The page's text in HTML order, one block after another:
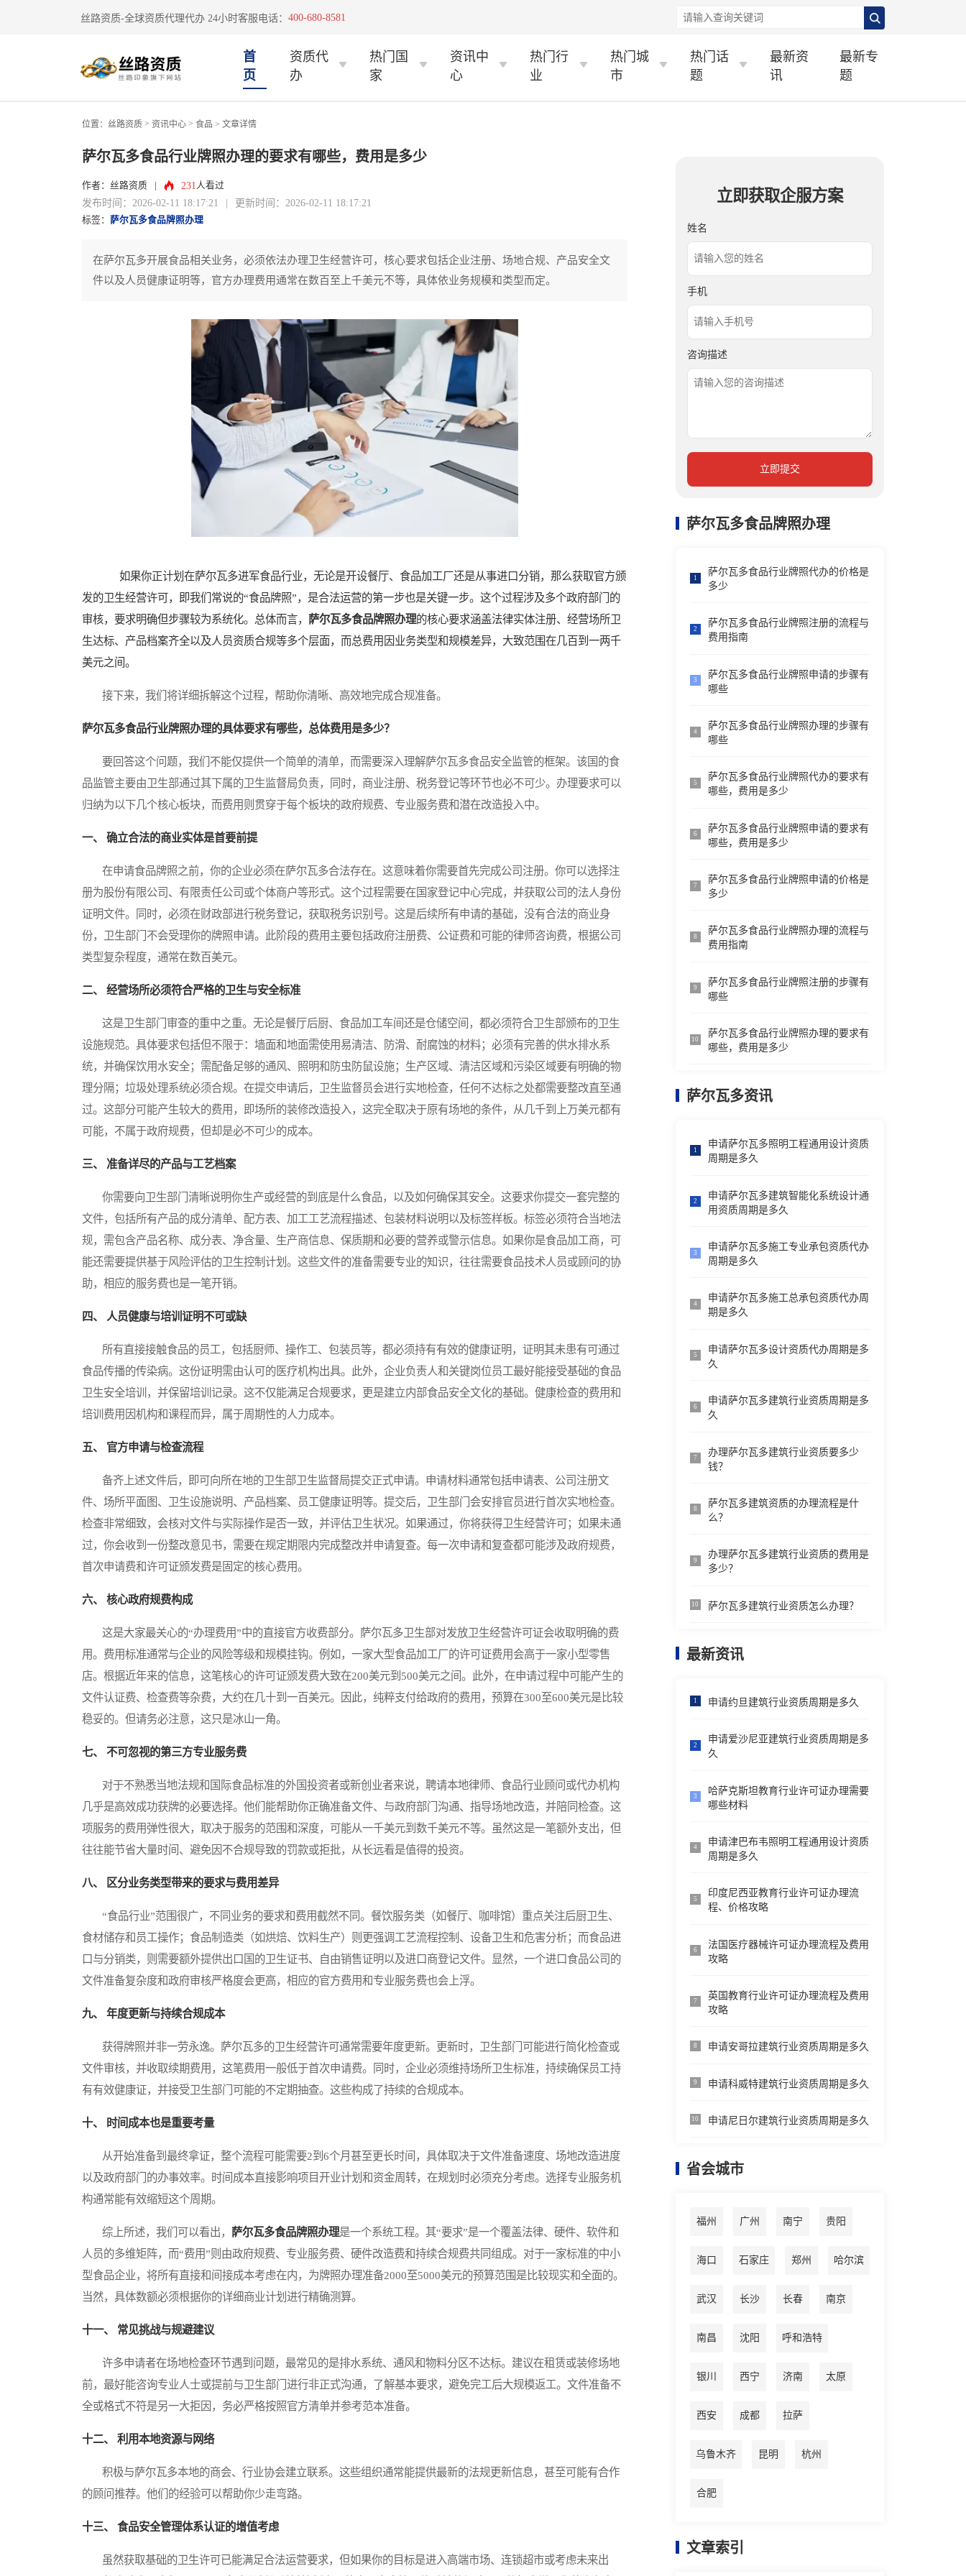
丝路资质-全球资质代理代办 24小时客服电话： 400-680-8581
首
页
资质代
办
热门国
家
资讯中
心
热门行
业
热门城
市
热门话
题
最新资
讯
最新专
题
位置： 丝路资质 > 资讯中心 > 食品 > 文章详情
萨尔瓦多食品行业牌照办理的要求有哪些，费用是多少
作者：丝路资质 231 人看过
发布时间：2026-02-11 18:17:21 | 更新时间：2026-02-11 18:17:21
标签： 萨尔瓦多食品牌照办理
在萨尔瓦多开展食品相关业务，必须依法办理卫生经营许可，核心要求包括企业注册、场地合规、产品安全文
件以及人员健康证明等，官方办理费用通常在数百至上千美元不等，具体依业务规模和类型而定。
如果你正计划在萨尔瓦多进军食品行业，无论是开设餐厅、食品加工厂还是从事进口分销，那么获取官方颁
发的卫生经营许可，即我们常说的“食品牌照”，是合法运营的第一步也是关键一步。这个过程涉及多个政府部门的
审核，要求明确但步骤较为系统化。总体而言， 萨尔瓦多食品牌照办理的核心要求涵盖法律实体注册、经营场所卫
生达标、产品档案齐全以及人员资质合规等多个层面，而总费用因业务类型和规模差异，大致范围在几百到一两千
美元之间。
接下来，我们将详细拆解这个过程，帮助你清晰、高效地完成合规准备。
萨尔瓦多食品行业牌照办理的具体要求有哪些，总体费用是多少？
要回答这个问题，我们不能仅提供一个简单的清单，而需要深入理解萨尔瓦多食品安全监管的框架。该国的食
品监管主要由卫生部通过其下属的卫生监督局负责，同时，商业注册、税务登记等环节也必不可少。办理要求可以
归纳为以下几个核心板块，而费用则贯穿于每个板块的政府规费、专业服务费和潜在改造投入中。
一、 确立合法的商业实体是首要前提
在申请食品牌照之前，你的企业必须在萨尔瓦多合法存在。这意味着你需要首先完成公司注册。你可以选择注
册为股份有限公司、有限责任公司或个体商户等形式。这个过程需要在国家登记中心完成，并获取公司的法人身份
证明文件。同时，必须在财政部进行税务登记，获取税务识别号。这是后续所有申请的基础，没有合法的商业身
份，卫生部门不会受理你的牌照申请。此阶段的费用主要包括政府注册费、公证费和可能的律师咨询费，根据公司
类型复杂程度，通常在数百美元。
二、 经营场所必须符合严格的卫生与安全标准
这是卫生部门审查的重中之重。无论是餐厅后厨、食品加工车间还是仓储空间，都必须符合卫生部颁布的卫生
设施规范。具体要求包括但不限于：墙面和地面需使用易清洁、防滑、耐腐蚀的材料；必须有完善的供水排水系
统，并确保饮用水安全；需配备足够的通风、照明和防虫防鼠设施；生产区域、清洁区域和污染区域要有明确的物
理分隔；垃圾处理系统必须合规。在提交申请后，卫生监督员会进行实地检查，任何不达标之处都需要整改直至通
过。这部分可能产生较大的费用，即场所的装修改造投入，这完全取决于原有场地的条件，从几千到上万美元都有
可能，不属于政府规费，但却是必不可少的成本。
三、 准备详尽的产品与工艺档案
你需要向卫生部门清晰说明你生产或经营的到底是什么食品，以及如何确保其安全。这要求你提交一套完整的
文件，包括所有产品的成分清单、配方表、加工工艺流程描述、包装材料说明以及标签样板。标签必须符合当地法
规，需包含产品名称、成分表、净含量、生产商信息、保质期和必要的营养或警示信息。如果你是食品加工商，可
能还需要提供基于风险评估的卫生控制计划。这些文件的准备需要专业的知识，往往需要食品技术人员或顾问的协
助，相应的服务费也是一笔开销。
四、 人员健康与培训证明不可或缺
所有直接接触食品的员工，包括厨师、操作工、包装员等，都必须持有有效的健康证明，证明其未患有可通过
食品传播的传染病。这份证明需由认可的医疗机构出具。此外，企业负责人和关键岗位员工最好能接受基础的食品
卫生安全培训，并保留培训记录。这不仅能满足合规要求，更是建立内部食品安全文化的基础。健康检查的费用和
培训费用因机构和课程而异，属于周期性的人力成本。
五、 官方申请与检查流程
备齐上述文件后，即可向所在地的卫生部卫生监督局提交正式申请。申请材料通常包括申请表、公司注册文
件、场所平面图、卫生设施说明、产品档案、员工健康证明等。提交后，卫生部门会安排官员进行首次实地检查。
检查非常细致，会核对文件与实际操作是否一致，并评估卫生状况。如果通过，你将获得卫生经营许可；如果未通
过，你会收到一份整改意见书，需要在规定期限内完成整改并申请复查。每一次申请和复查都可能涉及政府规费，
首次申请费和许可证颁发费是固定的核心费用。
六、 核心政府规费构成
这是大家最关心的“办理费用”中的直接官方收费部分。萨尔瓦多卫生部对发放卫生经营许可证会收取明确的费
用。费用标准通常与企业的风险等级和规模挂钩。例如，一家大型食品加工厂的许可证费用会高于一家小型零售
店。根据近年来的信息，这笔核心的许可证颁发费大致在200美元到500美元之间。此外，在申请过程中可能产生的
文件认证费、检查费等杂费，大约在几十到一百美元。因此，纯粹支付给政府的费用，预算在300至600美元是比较
稳妥的。但请务必注意，这只是冰山一角。
七、 不可忽视的第三方专业服务费
对于不熟悉当地法规和国际食品标准的外国投资者或新创业者来说，聘请本地律师、食品行业顾问或代办机构
几乎是高效成功获牌的必要选择。他们能帮助你正确准备文件、与政府部门沟通、指导场地改造，并陪同检查。这
项服务的费用弹性很大，取决于服务的范围和深度，可能从一千美元到数千美元不等。虽然这是一笔额外支出，但
往往能节省大量时间、避免因不合规导致的罚款或拒批，从长远看是值得的投资。
八、 区分业务类型带来的要求与费用差异
“食品行业”范围很广，不同业务的要求和费用截然不同。餐饮服务类（如餐厅、咖啡馆）重点关注后厨卫生、
食材储存和员工操作；食品制造类（如烘焙、饮料生产）则更强调工艺流程控制、设备卫生和危害分析；而食品进
口与分销类，则需要额外提供出口国的卫生证书、自由销售证明以及进口商登记文件。显然，一个进口食品公司的
文件准备复杂度和政府审核严格度会更高，相应的官方费用和专业服务费也会上浮。
九、 年度更新与持续合规成本
获得牌照并非一劳永逸。萨尔瓦多的卫生经营许可通常需要年度更新。更新时，卫生部门可能进行简化检查或
文件审核，并收取续期费用，这笔费用一般低于首次申请费。同时，企业必须维持场所卫生标准，持续确保员工持
有有效健康证，并接受卫生部门可能的不定期抽查。这些构成了持续的合规成本。
十、 时间成本也是重要考量
从开始准备到最终拿证，整个流程可能需要2到6个月甚至更长时间，具体取决于文件准备速度、场地改造进度
以及政府部门的办事效率。时间成本直接影响项目开业计划和资金周转，在规划时必须充分考虑。选择专业服务机
构通常能有效缩短这个周期。
综上所述，我们可以看出， 萨尔瓦多食品牌照办理是一个系统工程。其“要求”是一个覆盖法律、硬件、软件和
人员的多维矩阵，而“费用”则由政府规费、专业服务费、硬件改造费和持续合规费共同组成。对于一家标准的中小
型食品企业，将所有直接和间接成本考虑在内，为牌照办理准备2000至5000美元的预算范围是比较现实和全面的。
当然，具体数额必须根据你的详细商业计划进行精确测算。
十一、 常见挑战与规避建议
许多申请者在场地检查环节遇到问题，最常见的是排水系统、通风和物料分区不达标。建议在租赁或装修场地
前，最好能咨询专业人士或提前与卫生部门进行非正式沟通，了解基本要求，避免完工后大规模返工。文件准备不
全或格式不符是另一大拒因，务必严格按照官方清单并参考范本准备。
十二、 利用本地资源与网络
积极与萨尔瓦多本地的商会、行业协会建立联系。这些组织通常能提供最新的法规更新信息，甚至可能有合作
的顾问推荐。他们的经验可以帮助你少走弯路。
十三、 食品安全管理体系认证的增值考虑
虽然获取基础的卫生许可已能满足合法运营要求，但如果你的目标是进入高端市场、连锁超市或考虑未来出
立即获取企服方案
姓名
手机
咨询描述
立即提交
萨尔瓦多食品牌照办理
1
萨尔瓦多食品行业牌照代办的价格是
多少
2
萨尔瓦多食品行业牌照注册的流程与
费用指南
3
萨尔瓦多食品行业牌照申请的步骤有
哪些
4
萨尔瓦多食品行业牌照办理的步骤有
哪些
5
萨尔瓦多食品行业牌照代办的要求有
哪些，费用是多少
6
萨尔瓦多食品行业牌照申请的要求有
哪些，费用是多少
7
萨尔瓦多食品行业牌照申请的价格是
多少
8
萨尔瓦多食品行业牌照办理的流程与
费用指南
9
萨尔瓦多食品行业牌照注册的步骤有
哪些
10
萨尔瓦多食品行业牌照办理的要求有
哪些，费用是多少
萨尔瓦多资讯
1
申请萨尔瓦多照明工程通用设计资质
周期是多久
2
申请萨尔瓦多建筑智能化系统设计通
用资质周期是多久
3
申请萨尔瓦多施工专业承包资质代办
周期是多久
4
申请萨尔瓦多施工总承包资质代办周
期是多久
5
申请萨尔瓦多设计资质代办周期是多
久
6
申请萨尔瓦多建筑行业资质周期是多
久
7
办理萨尔瓦多建筑行业资质要多少
钱？
8
萨尔瓦多建筑资质的办理流程是什
么？
9
办理萨尔瓦多建筑行业资质的费用是
多少？
10 萨尔瓦多建筑行业资质怎么办理？
最新资讯
1 申请约旦建筑行业资质周期是多久
2
申请爱沙尼亚建筑行业资质周期是多
久
3
哈萨克斯坦教育行业许可证办理需要
哪些材料
4
申请津巴布韦照明工程通用设计资质
周期是多久
5
印度尼西亚教育行业许可证办理流
程、价格攻略
6
法国医疗器械许可证办理流程及费用
攻略
7
英国教育行业许可证办理流程及费用
攻略
8 申请安哥拉建筑行业资质周期是多久
9 申请科威特建筑行业资质周期是多久
10 申请尼日尔建筑行业资质周期是多久
省会城市
福州 广州 南宁 贵阳
海口 石家庄 郑州 哈尔滨
武汉 长沙 长春 南京
南昌 沈阳 呼和浩特
银川 西宁 济南 太原
西安 成都 拉萨
乌鲁木齐 昆明 杭州
合肥
文章索引